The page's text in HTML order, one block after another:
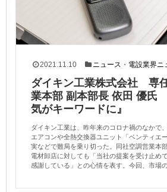
2021.11.10 ニュース ・ 電設業界ニ
ダイキン工業株式会社 専
業本部 副本部長 依田 優氏
気がキーワードに』
ダイキン工業は、昨年来のコロナ禍のなかで
エアコンや全熱交換器ユニット「ベンティエ
実などで難局を乗り切った。同社空調営業本
電材卸店に対しても「当社の提案を受け止め
感謝している」との心情を表す。今回、市場